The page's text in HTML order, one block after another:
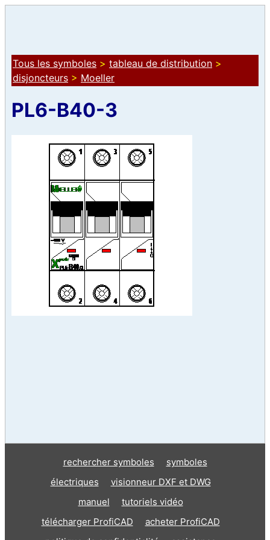
Tous les symboles > tableau de distribution >
disjoncteurs > Moeller
PL6-B40-3
rechercher symboles
symboles
électriques
visionneur DXF et DWG
manuel
tutoriels vidéo
télécharger ProfiCAD
acheter ProfiCAD